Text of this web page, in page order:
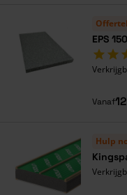
EPS
Vanaf
Hulp